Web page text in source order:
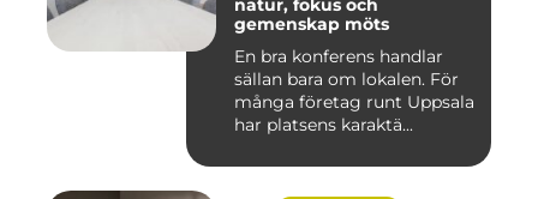
natur, fokus och
gemenskap möts
En bra konferens handlar
sällan bara om lokalen. För
många företag runt Uppsala
har platsens karaktä...